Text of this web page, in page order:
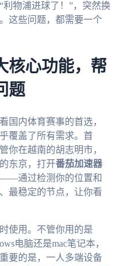
物浦进球了！”，突然换
这些问题，都需要一个
核心功能，帮
题
国内体育赛事的首选，
覆盖了所有需求。首
你在越南的胡志明市，
东京，打开番茄加速器
通过检测你的位置和
最稳定的节点，让你看
使用。不管你用的是
电脑还是mac笔记本，
要的是，一人多端设备